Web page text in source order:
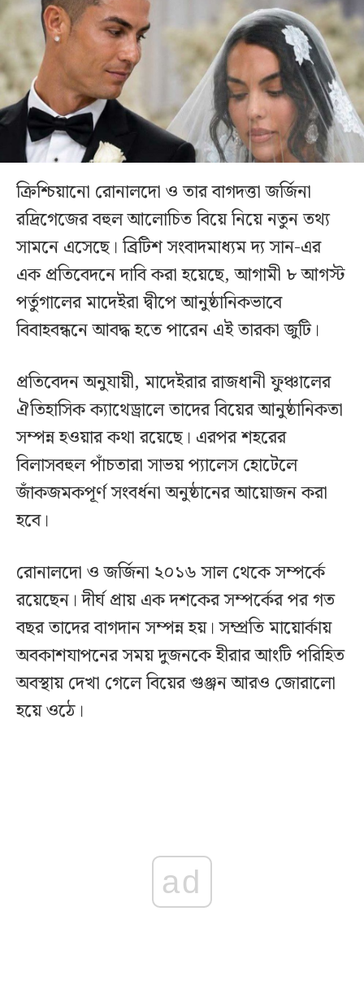
ক্রিশ্চিয়ানো রোনালদো ও তার বাগদত্তা জর্জিনা
রদ্রিগেজের বহুল আলোচিত বিয়ে নিয়ে নতুন তথ্য
সামনে এসেছে। ব্রিটিশ সংবাদমাধ্যম দ্য সান-এর
এক প্রতিবেদনে দাবি করা হয়েছে, আগামী ৮ আগস্ট
পর্তুগালের মাদেইরা দ্বীপে আনুষ্ঠানিকভাবে
বিবাহবন্ধনে আবদ্ধ হতে পারেন এই তারকা জুটি।
প্রতিবেদন অনুযায়ী, মাদেইরার রাজধানী ফুঞ্চালের
ঐতিহাসিক ক্যাথেড্রালে তাদের বিয়ের আনুষ্ঠানিকতা
সম্পন্ন হওয়ার কথা রয়েছে। এরপর শহরের
বিলাসবহুল পাঁচতারা সাভয় প্যালেস হোটেলে
জাঁকজমকপূর্ণ সংবর্ধনা অনুষ্ঠানের আয়োজন করা
হবে।
রোনালদো ও জর্জিনা ২০১৬ সাল থেকে সম্পর্কে
রয়েছেন। দীর্ঘ প্রায় এক দশকের সম্পর্কের পর গত
বছর তাদের বাগদান সম্পন্ন হয়। সম্প্রতি মায়োর্কায়
অবকাশযাপনের সময় দুজনকে হীরার আংটি পরিহিত
অবস্থায় দেখা গেলে বিয়ের গুঞ্জন আরও জোরালো
হয়ে ওঠে।
ad